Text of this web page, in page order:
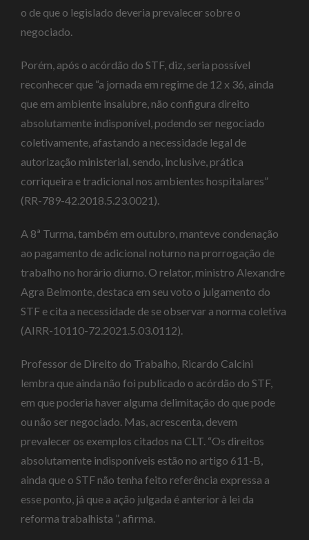
o de que o legislado deveria prevalecer sobre o
negociado.
Porém, após o acórdão do STF, diz, seria possível
reconhecer que “a jornada em regime de 12 x 36, ainda
que em ambiente insalubre, não configura direito
absolutamente indisponível, podendo ser negociado
coletivamente, afastando a necessidade legal de
autorização ministerial, sendo, inclusive, prática
corriqueira e tradicional nos ambientes hospitalares”
(RR-789-42.2018.5.23.0021).
A 8ª Turma, também em outubro, manteve condenação
ao pagamento de adicional noturno na prorrogação de
trabalho no horário diurno. O relator, ministro Alexandre
Agra Belmonte, destaca em seu voto o julgamento do
STF e cita a necessidade de se observar a norma coletiva
(AIRR-10110-72.2021.5.03.0112).
Professor de Direito do Trabalho, Ricardo Calcini
lembra que ainda não foi publicado o acórdão do STF,
em que poderia haver alguma delimitação do que pode
ou não ser negociado. Mas, acrescenta, devem
prevalecer os exemplos citados na CLT. “Os direitos
absolutamente indisponíveis estão no artigo 611-B,
ainda que o STF não tenha feito referência expressa a
esse ponto, já que a ação julgada é anterior à lei da
reforma trabalhista ”, afirma.